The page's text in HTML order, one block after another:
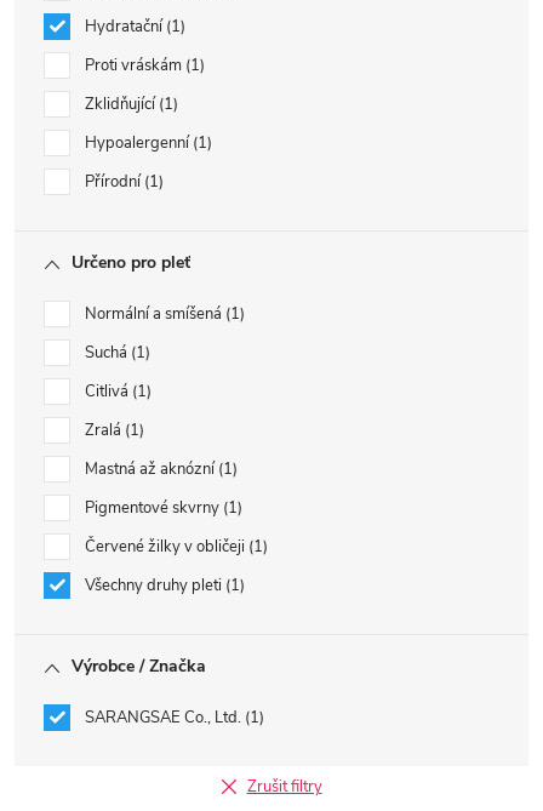
Hydratační 1
Proti vráskám 1
Zklidňující 1
Hypoalergenní 1
Přírodní 1
Určeno pro pleť
Normální a smíšená 1
Suchá 1
Citlivá 1
Zralá 1
Mastná až aknózní 1
Pigmentové skvrny 1
Červené žilky v obličeji 1
Všechny druhy pleti 1
Výrobce / Značka
SARANGSAE Co., Ltd. 1
Zrušit filtry